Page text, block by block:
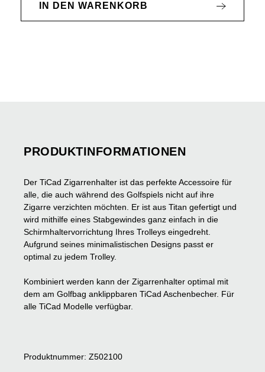
IN DEN WARENKORB
PRODUKTINFORMATIONEN
Der TiCad Zigarrenhalter ist das perfekte Accessoire für
alle, die auch während des Golfspiels nicht auf ihre
Zigarre verzichten möchten. Er ist aus Titan gefertigt und
wird mithilfe eines Stabgewindes ganz einfach in die
Schirmhaltervorrichtung Ihres Trolleys eingedreht.
Aufgrund seines minimalistischen Designs passt er
optimal zu jedem Trolley.
Kombiniert werden kann der Zigarrenhalter optimal mit
dem am Golfbag anklippbaren TiCad Aschenbecher. Für
alle TiCad Modelle verfügbar.
Produktnummer: Z502100